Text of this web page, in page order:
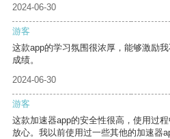
2024-06-30
游客
这款app的学习氛围很浓厚，能够激励
成绩。
2024-06-30
游客
这款加速器app的安全性很高，使用过
放心。我以前使用过一些其他的加速器